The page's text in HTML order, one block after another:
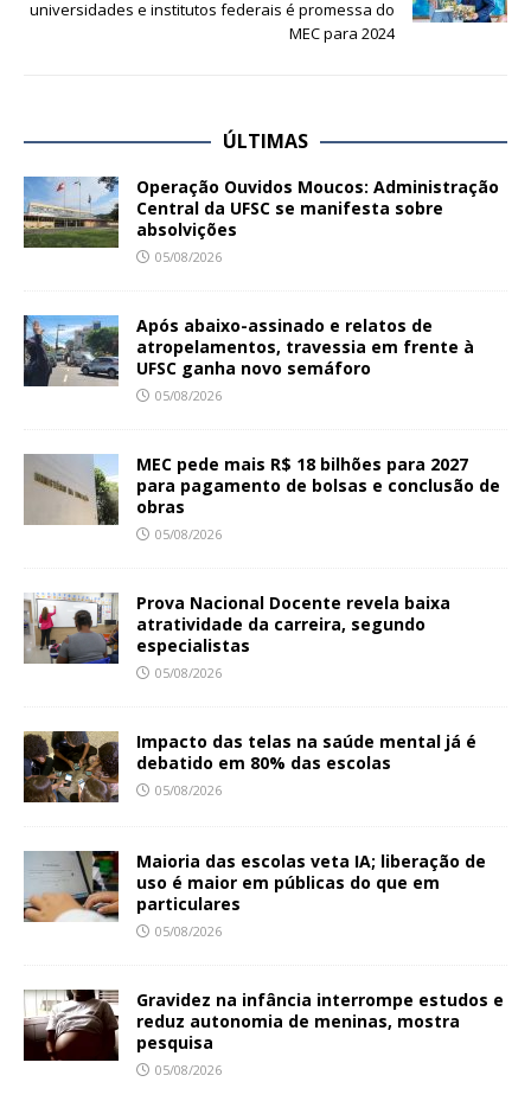
universidades e institutos federais é promessa do
MEC para 2024
ÚLTIMAS
Operação Ouvidos Moucos: Administração
Central da UFSC se manifesta sobre
absolvições
05/08/2026
Após abaixo-assinado e relatos de
atropelamentos, travessia em frente à
UFSC ganha novo semáforo
05/08/2026
MEC pede mais R$ 18 bilhões para 2027
para pagamento de bolsas e conclusão de
obras
05/08/2026
Prova Nacional Docente revela baixa
atratividade da carreira, segundo
especialistas
05/08/2026
Impacto das telas na saúde mental já é
debatido em 80% das escolas
05/08/2026
Maioria das escolas veta IA; liberação de
uso é maior em públicas do que em
particulares
05/08/2026
Gravidez na infância interrompe estudos e
reduz autonomia de meninas, mostra
pesquisa
05/08/2026